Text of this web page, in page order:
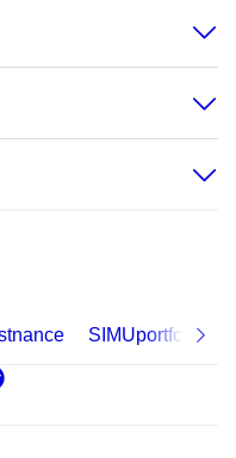
SIMUportfolio
Spotify